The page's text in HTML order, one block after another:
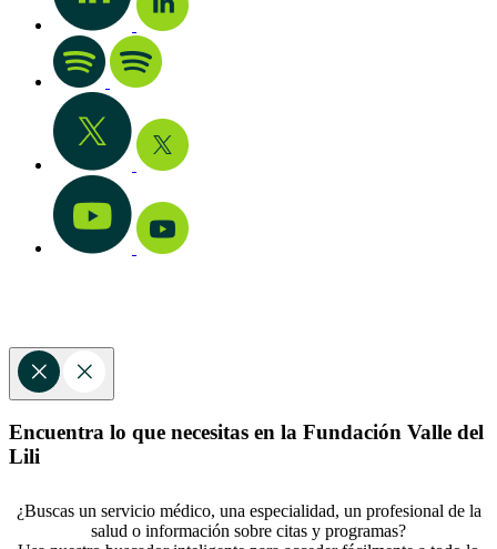
Encuentra lo que necesitas en la Fundación Valle del
Lili
¿Buscas un servicio médico, una especialidad, un profesional de la
salud o información sobre citas y programas?